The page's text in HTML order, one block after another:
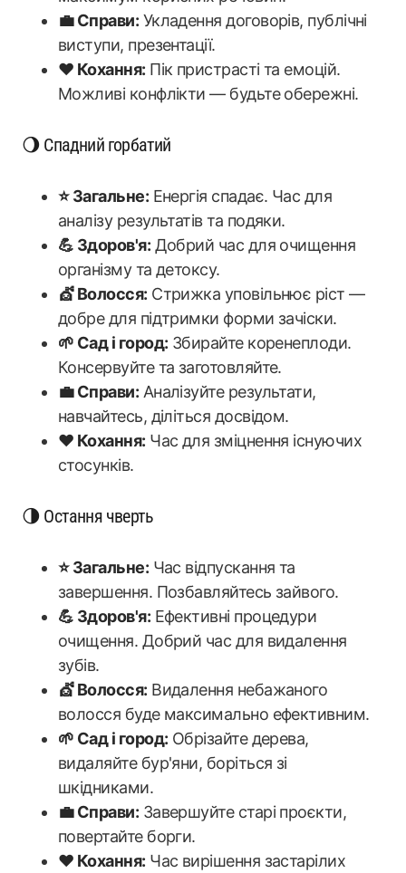
💼 Справи: Укладення договорів, публічні
виступи, презентації.
❤️ Кохання: Пік пристрасті та емоцій.
Можливі конфлікти — будьте обережні.
🌖 Спадний горбатий
⭐ Загальне: Енергія спадає. Час для
аналізу результатів та подяки.
💪 Здоров'я: Добрий час для очищення
організму та детоксу.
💇 Волосся: Стрижка уповільнює ріст —
добре для підтримки форми зачіски.
🌱 Сад і город: Збирайте коренеплоди.
Консервуйте та заготовляйте.
💼 Справи: Аналізуйте результати,
навчайтесь, діліться досвідом.
❤️ Кохання: Час для зміцнення існуючих
стосунків.
🌗 Остання чверть
⭐ Загальне: Час відпускання та
завершення. Позбавляйтесь зайвого.
💪 Здоров'я: Ефективні процедури
очищення. Добрий час для видалення
зубів.
💇 Волосся: Видалення небажаного
волосся буде максимально ефективним.
🌱 Сад і город: Обрізайте дерева,
видаляйте бур'яни, боріться зі
шкідниками.
💼 Справи: Завершуйте старі проєкти,
повертайте борги.
❤️ Кохання: Час вирішення застарілих